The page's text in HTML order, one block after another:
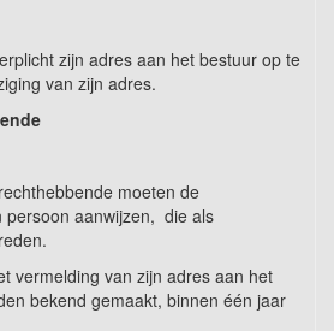
zijn adres aan het bestuur op te
van zijn adres.
moeten de
persoon aanwijzen, die als
vermelding van zijn adres aan het
bekend gemaakt, binnen één jaar